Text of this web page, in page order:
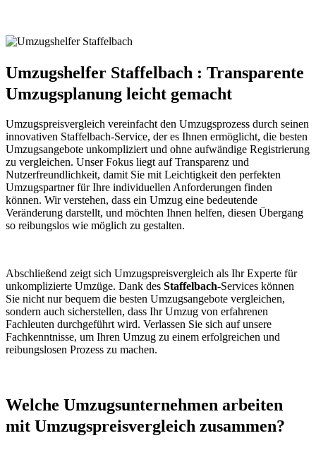
Umzugshelfer Staffelbach : Transparente
Umzugsplanung leicht gemacht
Umzugspreisvergleich vereinfacht den Umzugsprozess durch seinen
innovativen Staffelbach-Service, der es Ihnen ermöglicht, die besten
Umzugsangebote unkompliziert und ohne aufwändige Registrierung
zu vergleichen. Unser Fokus liegt auf Transparenz und
Nutzerfreundlichkeit, damit Sie mit Leichtigkeit den perfekten
Umzugspartner für Ihre individuellen Anforderungen finden
können. Wir verstehen, dass ein Umzug eine bedeutende
Veränderung darstellt, und möchten Ihnen helfen, diesen Übergang
so reibungslos wie möglich zu gestalten.
Abschließend zeigt sich Umzugspreisvergleich als Ihr Experte für
unkomplizierte Umzüge. Dank des Staffelbach-Services können
Sie nicht nur bequem die besten Umzugsangebote vergleichen,
sondern auch sicherstellen, dass Ihr Umzug von erfahrenen
Fachleuten durchgeführt wird. Verlassen Sie sich auf unsere
Fachkenntnisse, um Ihren Umzug zu einem erfolgreichen und
reibungslosen Prozess zu machen.
Welche Umzugsunternehmen arbeiten
mit Umzugspreisvergleich zusammen?